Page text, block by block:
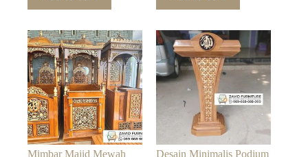
Mimbar Majid Mewah
Desain Minimalis Podium